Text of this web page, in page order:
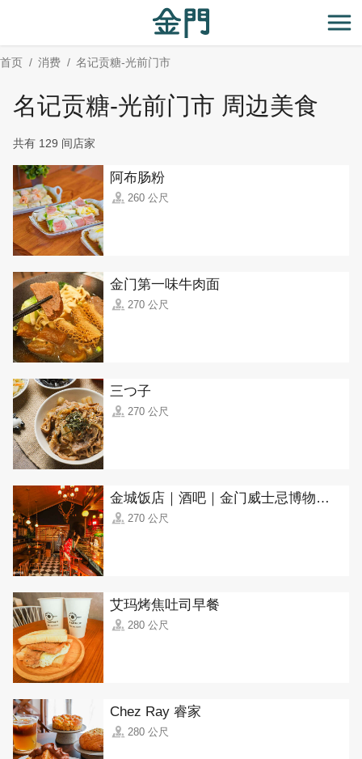
主
要
开
首页 消费 名记贡糖-光前门市
名记贡糖-光前门市 周边美食
共有 129 间店家
阿布肠粉
260 公尺
金门第一味牛肉面
270 公尺
三つ子
270 公尺
金城饭店｜酒吧｜金门威士忌博物馆(Jincheng Hotel, Kinmen Whisky Museum)
270 公尺
艾玛烤焦吐司早餐
280 公尺
Chez Ray 睿家
280 公尺